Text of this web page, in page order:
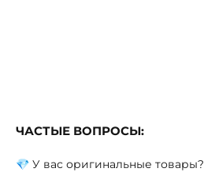
ЧАСТЫЕ ВОПРОСЫ:
💎 У вас оригинальные товары?